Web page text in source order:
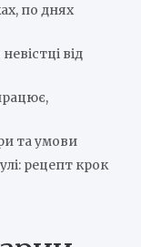
по днях
від
та умови
рецепт крок